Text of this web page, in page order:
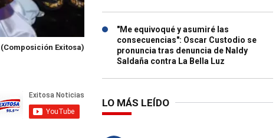
(Composición Exitosa)
"Me equivoqué y asumiré las
consecuencias": Oscar Custodio se
pronuncia tras denuncia de Naldy
Saldaña contra La Bella Luz
LO MÁS LEÍDO